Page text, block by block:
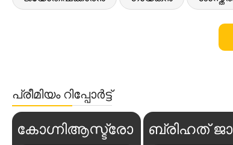
പ്രീമിയം റിപ്പോർട്ട്
കോഗ്നിആസ്ട്രോ ബ്രിഹത്